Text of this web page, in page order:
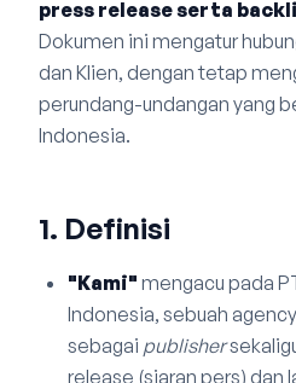
Bahasa Indonesia
press release serta
Dokumen ini mengatur
dan Klien, dengan tetap
perundang-undangan yang
Indonesia.
1. Definisi
"Kami" mengacu pada
Indonesia, sebuah
sebagai publisher
release (siaran pers) dan